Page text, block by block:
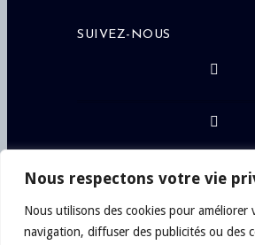
Nous respectons votre vie
Nous utilisons des cookies pour améliorer
navigation, diffuser des publicités ou des
SUIVEZ-NOUS